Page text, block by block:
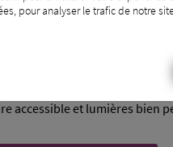
plein été. Selon les
fraîche.
solution de secours triste,
accessible et lumières bien
pour analyser le trafic de notre